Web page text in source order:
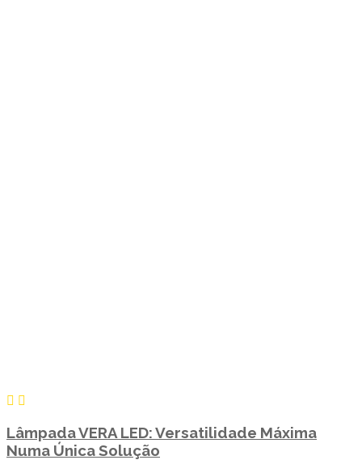
Lâmpada VERA LED: Versatilidade Máxima
Numa Única Solução